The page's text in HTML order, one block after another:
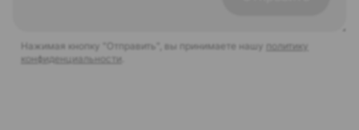
Нажимая кнопку "Отправить", вы принимаете нашу политику
конфиденциальности